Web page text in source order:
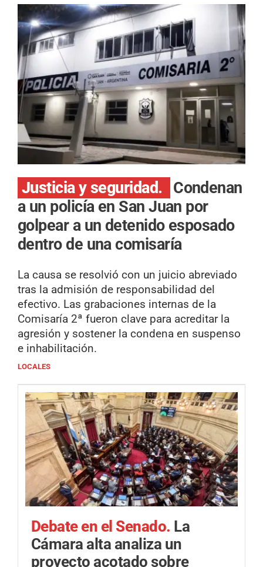
Justicia y seguridad.
Condenan
a un policía en San Juan por
golpear a un detenido esposado
dentro de una comisaría
La causa se resolvió con un juicio abreviado
tras la admisión de responsabilidad del
efectivo. Las grabaciones internas de la
Comisaría 2ª fueron clave para acreditar la
agresión y sostener la condena en suspenso
e inhabilitación.
LOCALES
Debate en el Senado. La
Cámara alta analiza un
proyecto acotado sobre